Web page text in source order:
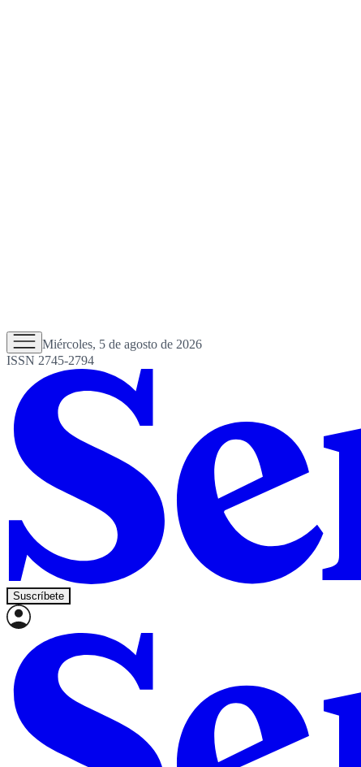
Miércoles, 5 de agosto de 2026
ISSN 2745-2794
Suscríbete